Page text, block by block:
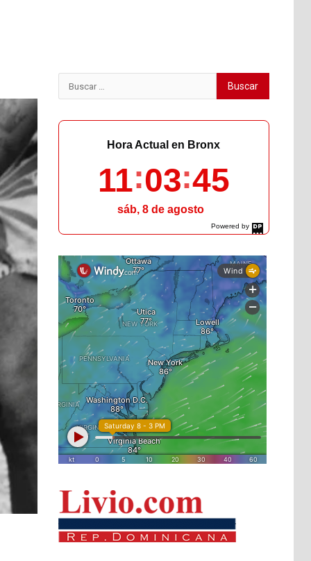
Buscar:
Powered by
DaysPedia.com
Hora Actual en Bronx
11 03 46
sáb, 8 de agosto